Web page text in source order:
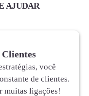
AJUDAR
você
de clientes.
muitas ligações!